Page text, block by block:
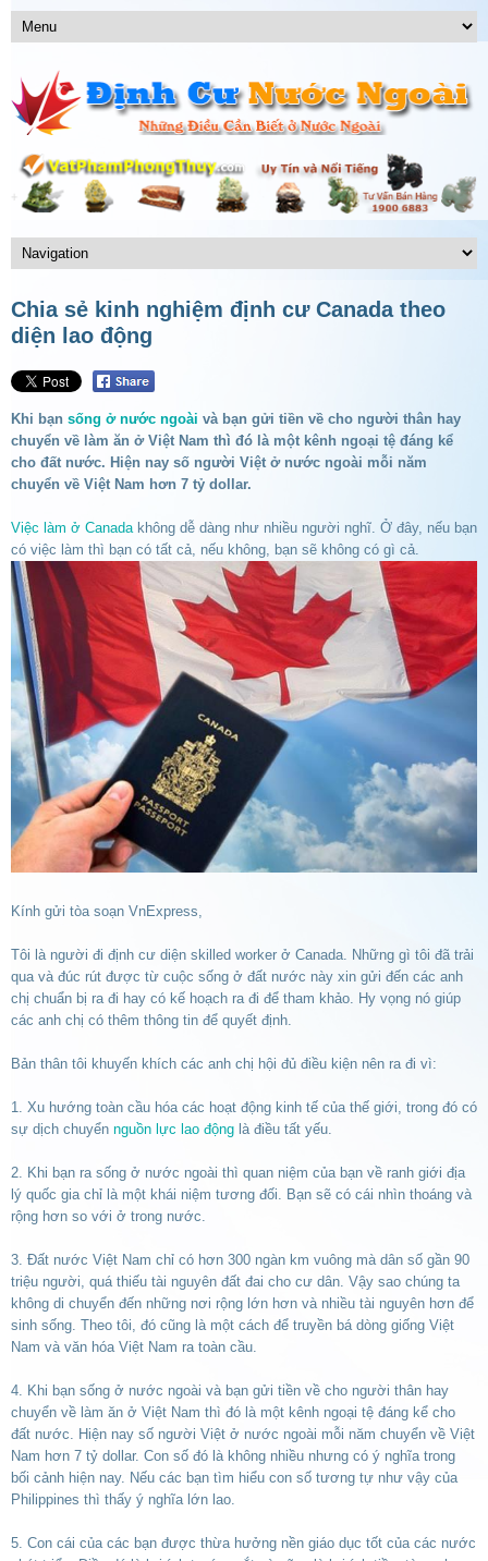
Chia sẻ kinh nghiệm định cư Canada theo
diện lao động
Khi bạn sống ở nước ngoài và bạn gửi tiền về cho người thân hay
chuyển về làm ăn ở Việt Nam thì đó là một kênh ngoại tệ đáng kể
cho đất nước. Hiện nay số người Việt ở nước ngoài mỗi năm
chuyển về Việt Nam hơn 7 tỷ dollar.
Việc làm ở Canadakhông dễ dàng như nhiều người nghĩ. Ở đây, nếu bạn
có việc làm thì bạn có tất cả, nếu không, bạn sẽ không có gì cả.
Kính gửi tòa soạn VnExpress,
Tôi là người đi định cư diện skilled worker ở Canada. Những gì tôi đã trải
qua và đúc rút được từ cuộc sống ở đất nước này xin gửi đến các anh
chị chuẩn bị ra đi hay có kế hoạch ra đi để tham khảo. Hy vọng nó giúp
các anh chị có thêm thông tin để quyết định.
Bản thân tôi khuyến khích các anh chị hội đủ điều kiện nên ra đi vì:
1. Xu hướng toàn cầu hóa các hoạt động kinh tế của thế giới, trong đó có
sự dịch chuyển nguồn lực lao động là điều tất yếu.
2. Khi bạn ra sống ở nước ngoài thì quan niệm của bạn về ranh giới địa
lý quốc gia chỉ là một khái niệm tương đối. Bạn sẽ có cái nhìn thoáng và
rộng hơn so với ở trong nước.
3. Đất nước Việt Nam chỉ có hơn 300 ngàn km vuông mà dân số gần 90
triệu người, quá thiếu tài nguyên đất đai cho cư dân. Vậy sao chúng ta
không di chuyển đến những nơi rộng lớn hơn và nhiều tài nguyên hơn để
sinh sống. Theo tôi, đó cũng là một cách để truyền bá dòng giống Việt
Nam và văn hóa Việt Nam ra toàn cầu.
4. Khi bạn sống ở nước ngoài và bạn gửi tiền về cho người thân hay
chuyển về làm ăn ở Việt Nam thì đó là một kênh ngoại tệ đáng kể cho
đất nước. Hiện nay số người Việt ở nước ngoài mỗi năm chuyển về Việt
Nam hơn 7 tỷ dollar. Con số đó là không nhiều nhưng có ý nghĩa trong
bối cảnh hiện nay. Nếu các bạn tìm hiểu con số tương tự như vậy của
Philippines thì thấy ý nghĩa lớn lao.
5. Con cái của các bạn được thừa hưởng nền giáo dục tốt của các nước